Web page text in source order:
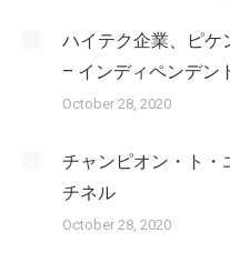
ハイテク企業、ピケ
– インディペンデン
October 28, 2020
チャンピオン・ト・
チネル
October 28, 2020